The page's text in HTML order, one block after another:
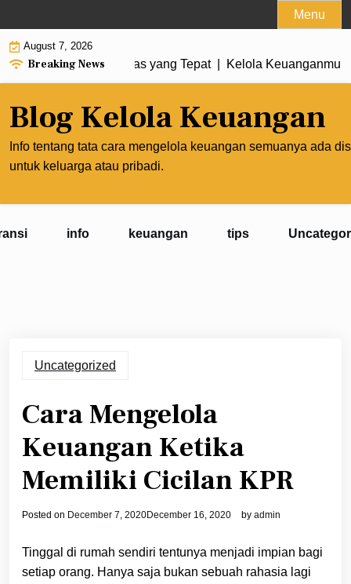
to
content
Menu
August 7, 2026
Breaking News
Membuat Prioritas yang Tepat |Kelola Keuanganmu
Blog Kelola Keuangan
Info tentang tata cara mengelola keuangan semuanya ada
untuk keluarga atau pribadi.
info keuangan tips
Uncategorized
Cara Mengelola
Keuangan Ketika
Memiliki Cicilan KPR
Posted on December 7, 2020December 16, 2020 by admin
Tinggal di rumah sendiri tentunya menjadi impian bagi
setiap orang. Hanya saja bukan sebuah rahasia lagi